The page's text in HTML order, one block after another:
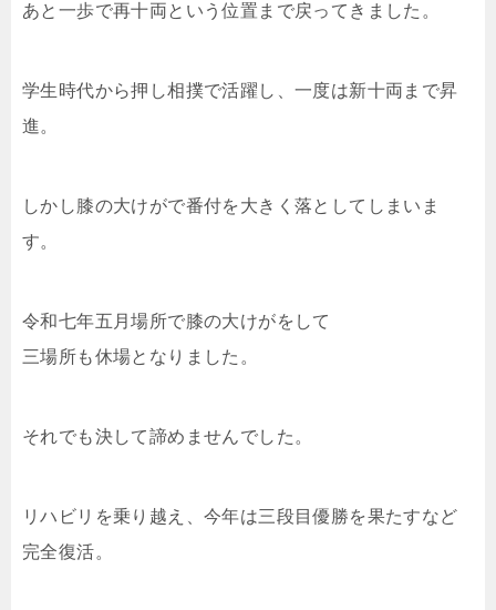
あと一歩で再十両という位置まで戻ってきました。
学生時代から押し相撲で活躍し、一度は新十両まで昇
進。
しかし膝の大けがで番付を大きく落としてしまいま
す。
令和七年五月場所で膝の大けがをして
三場所も休場となりました。
それでも決して諦めませんでした。
リハビリを乗り越え、今年は三段目優勝を果たすなど
完全復活。